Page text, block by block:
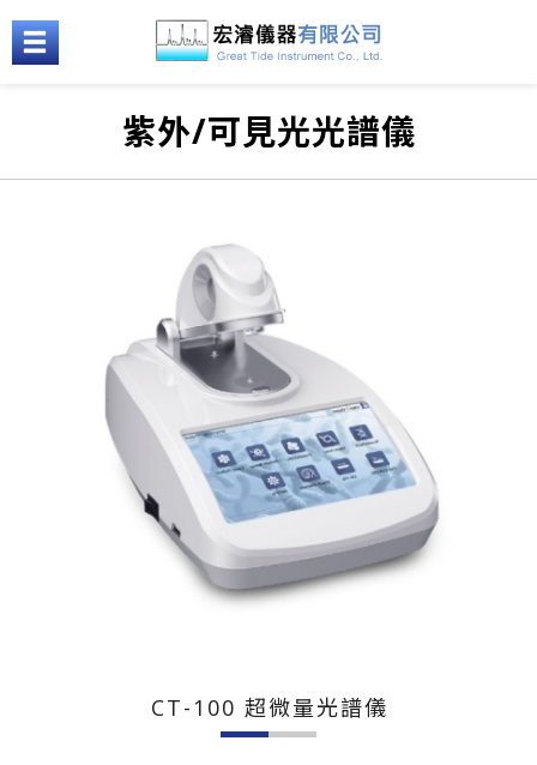
紫外/可見光光譜儀
CT-100 超微量光譜儀